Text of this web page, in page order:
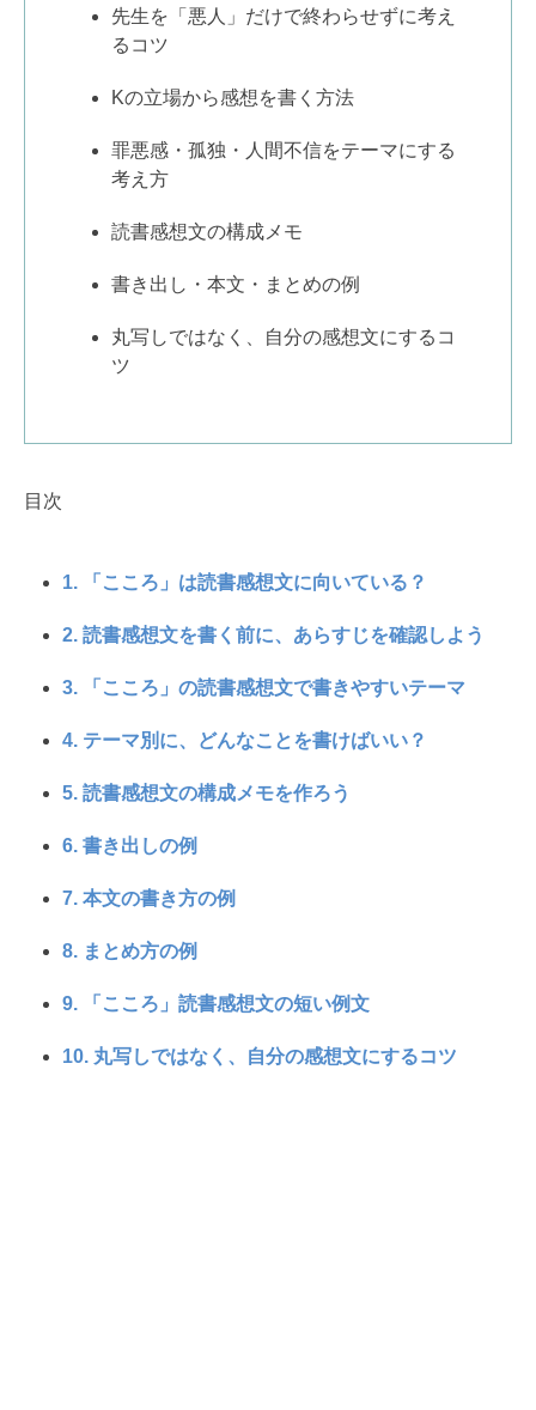
先生を「悪人」だけで終わらせずに考え
るコツ
Kの立場から感想を書く方法
罪悪感・孤独・人間不信をテーマにする
考え方
読書感想文の構成メモ
書き出し・本文・まとめの例
丸写しではなく、自分の感想文にするコ
ツ
目次
1. 「こころ」は読書感想文に向いている？
2. 読書感想文を書く前に、あらすじを確認しよう
3. 「こころ」の読書感想文で書きやすいテーマ
4. テーマ別に、どんなことを書けばいい？
5. 読書感想文の構成メモを作ろう
6. 書き出しの例
7. 本文の書き方の例
8. まとめ方の例
9. 「こころ」読書感想文の短い例文
10. 丸写しではなく、自分の感想文にするコツ